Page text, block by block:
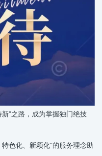
”之路，成为掌握独门绝技
色化、新颖化”的服务理念助